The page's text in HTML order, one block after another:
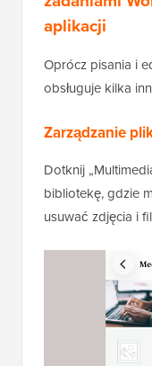
aplikacji
Oprócz pisania i
obsługuje kilka
Zarządzanie
Dotknij
bibliotekę, gdzie
usuwać zdjęcia i